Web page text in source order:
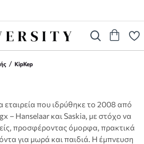
KipKep
εταιρεία που ιδρύθηκε το 2008 από
– Hanselaar και Saskia, με στόχο να
προσφέροντας όμορφα, πρακτικά
για μωρά και παιδιά. Η έμπνευση